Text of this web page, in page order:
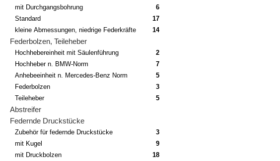
mit Durchgangsbohrung
6
Standard
17
kleine Abmessungen, niedrige Federkräfte
14
Federbolzen, Teileheber
Hochhebereinheit mit Säulenführung
2
Hochheber n. BMW-Norm
7
Anhebeeinheit n. Mercedes-Benz Norm
5
Federbolzen
3
Teileheber
5
Abstreifer
Federnde Druckstücke
Zubehör für federnde Druckstücke
3
mit Kugel
9
mit Druckbolzen
18